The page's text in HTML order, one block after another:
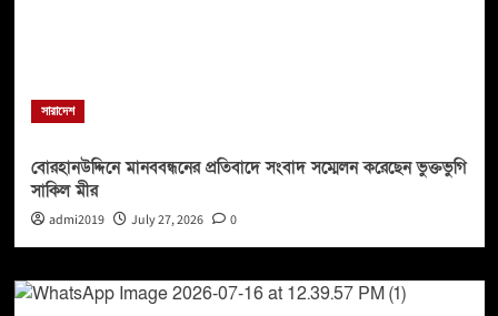
সারাদেশ
বোরহানউদ্দিনে মানববন্ধনের প্রতিবাদে সংবাদ সম্মেলন করেছেন ভুক্তভুগি
সাকিল মীর
admi2019 July 27, 2026 0